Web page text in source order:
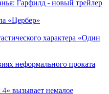
Гарфилд - новый трейлер
«Цербер»
характера «Один
неформального проката
вызывает немалое